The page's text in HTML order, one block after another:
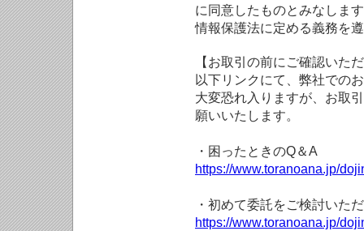
に同意したものとみなしま
情報保護法に定める義務を
【お取引の前にご確認いた
以下リンクにて、弊社での
大変恐れ入りますが、お取
願いいたします。
・困ったときのQ＆A
https://www.toranoana.jp/
・初めて委託をご検討いた
https://www.toranoana.jp/